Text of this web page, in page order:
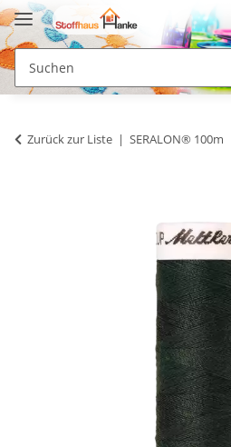
Zurück zur Liste SERALON® 100m